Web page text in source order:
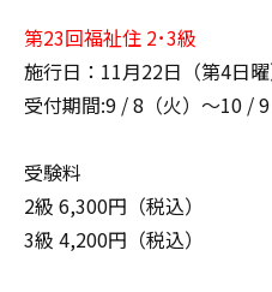
第23回福祉住 2･3級
施行日：11月22日（第4日曜
受付期間:9 / 8（火）～10 / 9
受験料
2級 6,300円（税込）
3級 4,200円（税込）